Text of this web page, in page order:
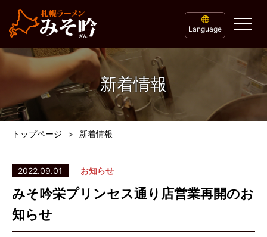
Language
新着情報
トップページ 新着情報
2022.09.01 お知らせ
みそ吟栄プリンセス通り店営業再開のお
知らせ